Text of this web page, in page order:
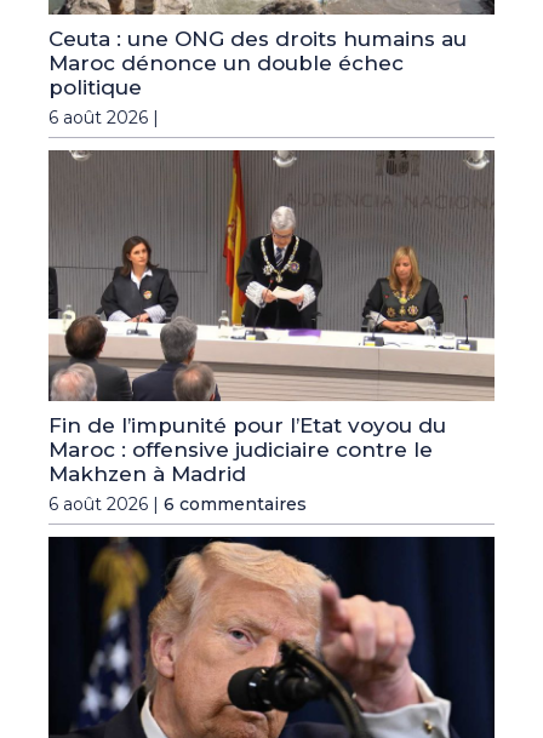
Ceuta : une ONG des droits humains au
Maroc dénonce un double échec
politique
6 août 2026 |
Fin de l’impunité pour l’Etat voyou du
Maroc : offensive judiciaire contre le
Makhzen à Madrid
6 août 2026 | 6 commentaires